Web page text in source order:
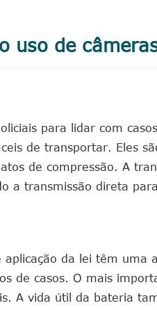
uso de
para lidar com
de transportar. Eles
de compressão. A
a transmissão direta
da lei têm uma
de casos. O mais
A vida útil da bateria